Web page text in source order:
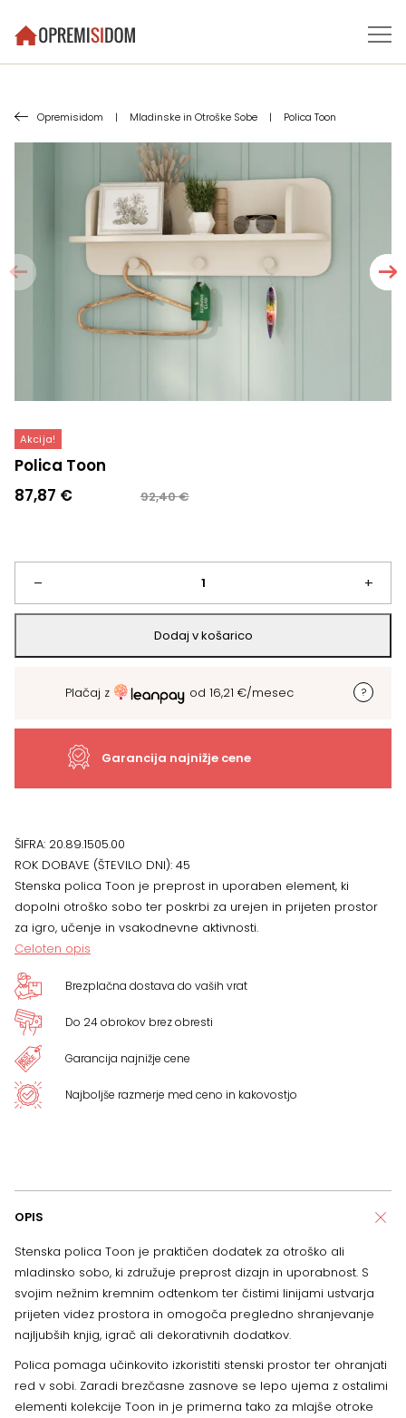
Opremisidom | Mladinske in Otroške Sobe | Polica Toon
Akcija!
Polica Toon
92,40€
Izvirna
bila:
92,40 €.
87,87 €
Trenutna
87,87 €.
–
Polica
Toon
količina
+
Dodaj v košarico
Plačaj z od 16,21 €/mesec
Garancija najnižje cene
ŠIFRA: 20.89.1505.00
ROK DOBAVE (ŠTEVILO DNI): 45
Stenska polica Toon je preprost in uporaben element, ki
dopolni otroško sobo ter poskrbi za urejen in prijeten prostor
za igro, učenje in vsakodnevne aktivnosti.
Celoten opis
Brezplačna dostava do vaših vrat
Do 24 obrokov brez obresti
Garancija najnižje cene
Najboljše razmerje med ceno in kakovostjo
OPIS
Stenska polica Toon je praktičen dodatek za otroško ali
mladinsko sobo, ki združuje preprost dizajn in uporabnost. S
svojim nežnim kremnim odtenkom ter čistimi linijami ustvarja
prijeten videz prostora in omogoča pregledno shranjevanje
najljubših knjig, igrač ali dekorativnih dodatkov.
Polica pomaga učinkovito izkoristiti stenski prostor ter ohranjati
red v sobi. Zaradi brezčasne zasnove se lepo ujema z ostalimi
elementi kolekcije Toon in je primerna tako za mlajše otroke